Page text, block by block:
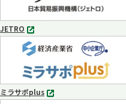
開
く
JETRO
別
タ
ブ
で
開
く
ミラサポplus
別